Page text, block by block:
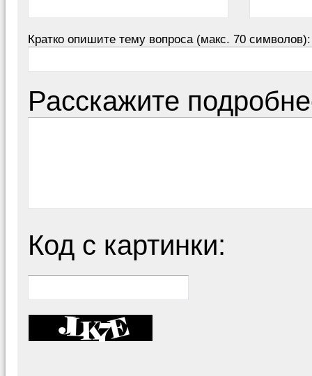
Кратко опишите тему вопроса (макс. 70 символов):
Расскажите
Код с картинки: